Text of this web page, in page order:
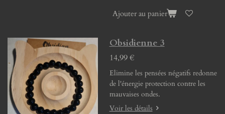
Ajouter au panier
Obsidienne 3
14,99 €
Elimine les pensées négatifs redonne
de l'énergie protection contre les
mauvaises ondes.
Voir les détails